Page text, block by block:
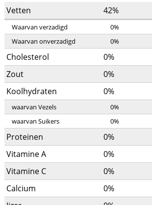
Vetten 42%
Waarvan verzadigd 0%
Waarvan onverzadigd
0%
Cholesterol 0%
Zout
0%
Koolhydraten
0%
waarvan Vezels 0%
waarvan Suikers
0%
Proteinen 0%
Vitamine A
0%
Vitamine C
0%
Calcium
0%